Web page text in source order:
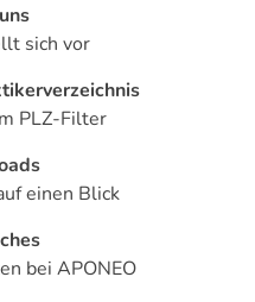
sich vor
PLZ-Filter
einen Blick
bei APONEO